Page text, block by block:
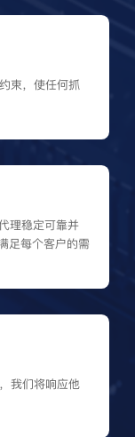
束，使任何抓
理稳定可靠并
足每个客户的需
我们将响应他